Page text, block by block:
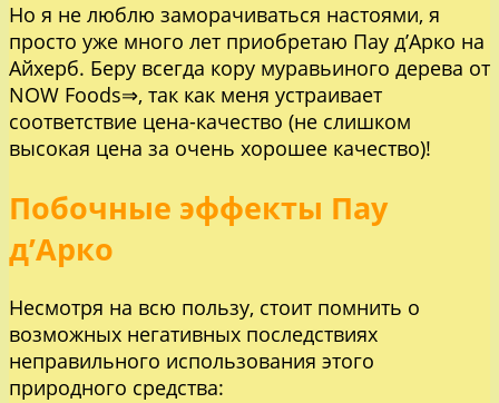
Но я не люблю заморачиваться настоями, я
просто уже много лет приобретаю Пау д’Арко на
Айхерб. Беру всегда кору муравьиного дерева от
NOW Foods⇒, так как меня устраивает
соответствие цена-качество (не слишком
высокая цена за очень хорошее качество)!
Побочные эффекты Пау
д’Арко
Несмотря на всю пользу, стоит помнить о
возможных негативных последствиях
неправильного использования этого
природного средства: